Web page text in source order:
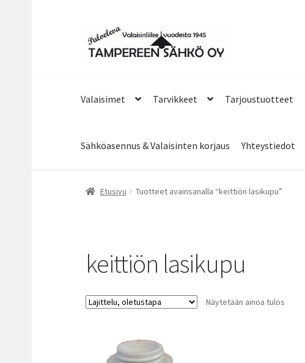
Siirry
navigointiin
Siirry
sisältöön
Valaisimet Tarvikkeet Tarjoustuotteet
Sähköasennus & Valaisinten korjaus Yhteystiedot
Etusivu Tuotteet avainsanalla “keittiön lasikupu”
keittiön lasikupu
Näytetään ainoa tulos